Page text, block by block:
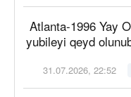
Atlanta-1996 Yay
yubileyi qeyd
31.07.2026, 22:52